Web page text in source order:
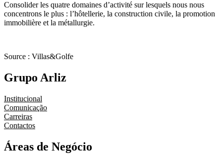
Consolider les quatre domaines d’activité sur lesquels nous nous
concentrons le plus : l’hôtellerie, la construction civile, la promotion
immobilière et la métallurgie.
Source : Villas&Golfe
Grupo Arliz
Institucional
Comunicação
Carreiras
Contactos
Áreas de Negócio